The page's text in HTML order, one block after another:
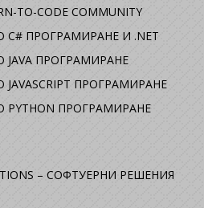
TO-CODE COMMUNITY
ПРОГРАМИРАНЕ И .NET
ПРОГРАМИРАНЕ
ПРОГРАМИРАНЕ
ПРОГРАМИРАНЕ
– СОФТУЕРНИ РЕШЕНИЯ